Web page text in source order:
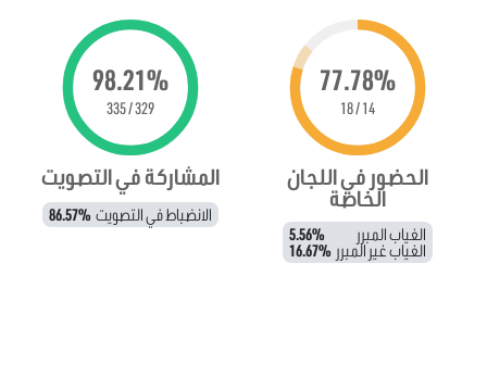
77.78%
14 / 18
الحضور في اللجان
الخاصة
الغياب المبرر 5.56%
الغياب غير المبرر 16.67%
98.21%
329 / 335
المشاركة في التصويت
الانضباط في التصويت 86.57%